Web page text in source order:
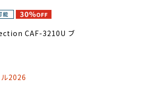
CAF-3210U ブ
2026